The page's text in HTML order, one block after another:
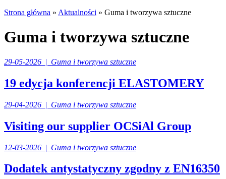
Strona główna » Aktualności » Guma i tworzywa sztuczne
Guma i tworzywa sztuczne
29-05-2026 | Guma i tworzywa sztuczne
19 edycja konferencji ELASTOMERY
29-04-2026 | Guma i tworzywa sztuczne
Visiting our supplier OCSiAl Group
12-03-2026 | Guma i tworzywa sztuczne
Dodatek antystatyczny zgodny z EN16350